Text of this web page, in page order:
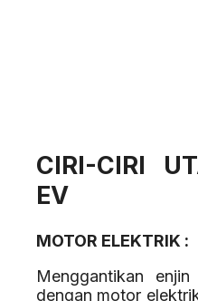
CIRI-CIRI
EV
MOTOR ELEKTRIK :
Menggantikan
dengan motor